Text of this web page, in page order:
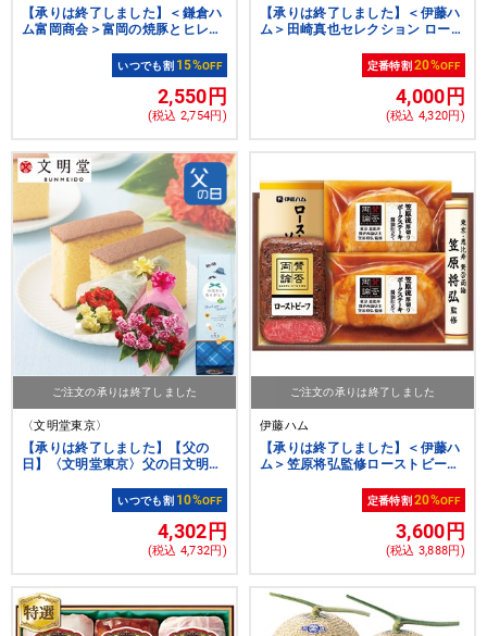
【承りは終了しました】＜鎌倉ハ
ム富岡商会＞富岡の焼豚とヒレ生
いつでも割 15%OFF
2,550円
(税込 2,754円)
【承りは終了しました】＜伊藤ハ
ム＞田崎真也セレクション ロース
定番特割20%OFF
4,000円
(税込 4,320円)
ご注文の承りは終了しました
〈文明堂東京〉
【承りは終了しました】【父の
日】〈文明堂東京〉父の日文明堂
いつでも割 10%OFF
4,302円
(税込 4,732円)
ご注文の承りは終了しました
伊藤ハム
【承りは終了しました】＜伊藤ハ
ム＞笠原将弘監修ローストビーフ
定番特割20%OFF
3,600円
(税込 3,888円)